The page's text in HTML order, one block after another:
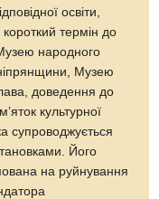
освіти,
термін до
народного
Музею
доведення до
культурної
супроводжується
Його
на руйнування